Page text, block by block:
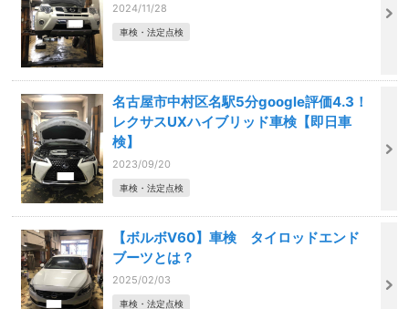
2024/11/28
車検・法定点検
名古屋市中村区名駅5分google評価4.3！
レクサスUXハイブリッド車検【即日車
検】
2023/09/20
車検・法定点検
【ボルボV60】車検 タイロッドエンド
ブーツとは？
2025/02/03
車検・法定点検